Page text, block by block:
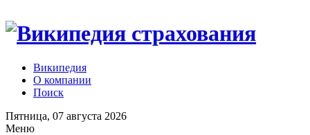
Википедия
О компании
Поиск
Пятница, 07 августа 2026
Меню